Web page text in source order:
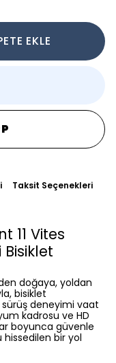
EKLE
Taksit Seçenekleri
11 Vites
Bisiklet
doğaya, yoldan
bisiklet
sürüş deneyimi vaat
kadrosu ve HD
boyunca güvenle
hissedilen bir yol